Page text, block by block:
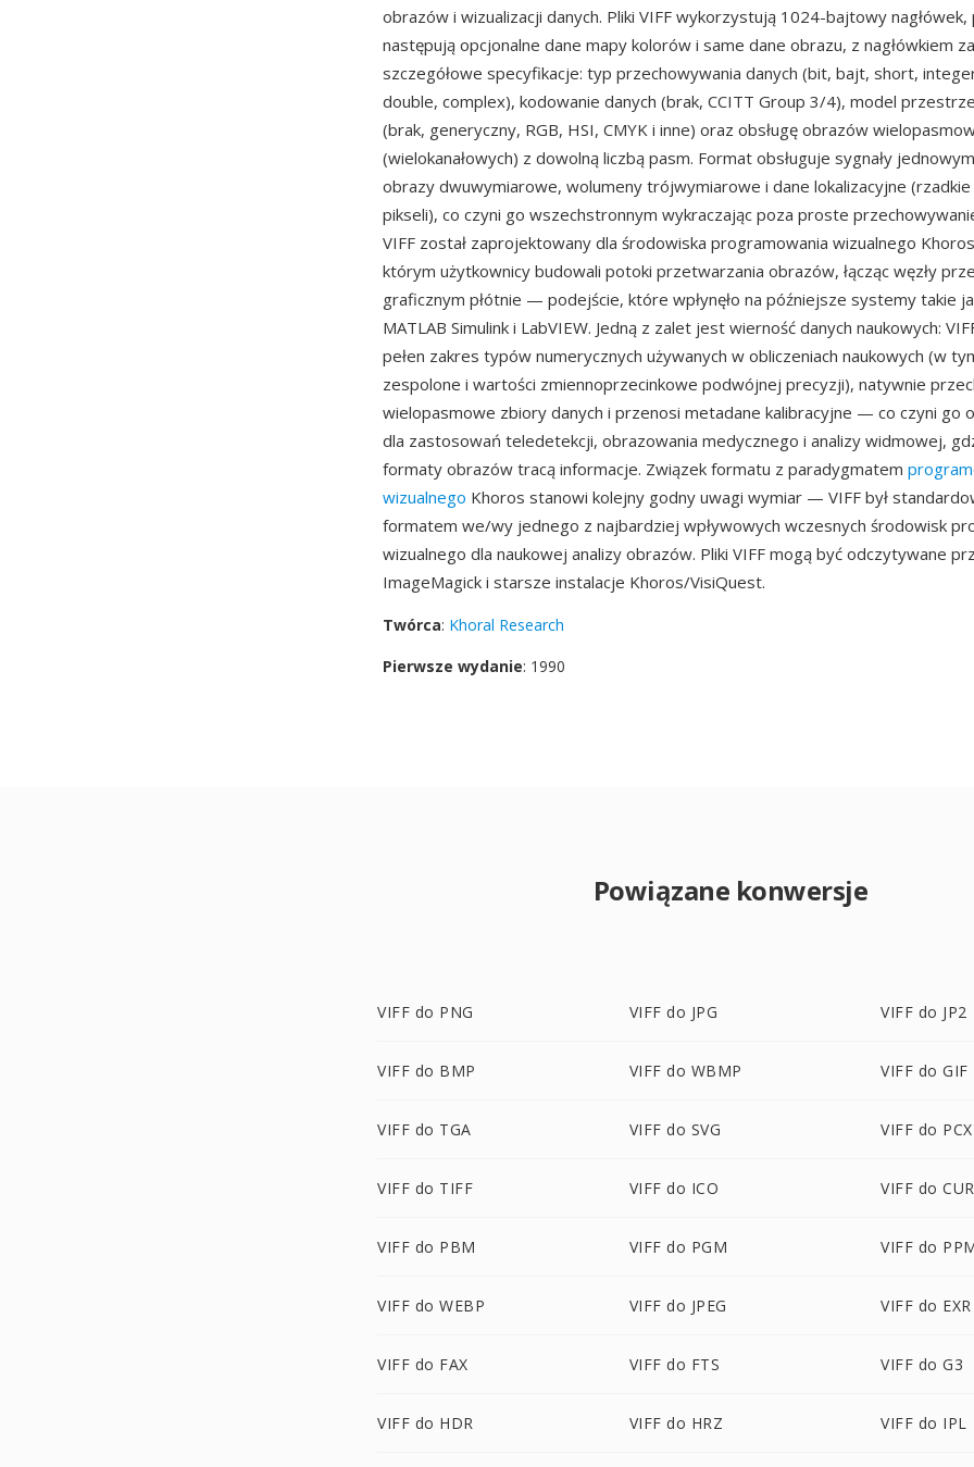
obrazów i wizualizacji danych. Pliki VIFF wykorzystują 1024-bajtowy
następują opcjonalne dane mapy kolorów i same dane obrazu, z nagłówkiem
szczegółowe specyfikacje: typ przechowywania danych (bit, bajt, short,
double, complex), kodowanie danych (brak, CCITT Group 3/4), model
(brak, generyczny, RGB, HSI, CMYK i inne) oraz obsługę obrazów
(wielokanałowych) z dowolną liczbą pasm. Format obsługuje sygnały
obrazy dwuwymiarowe, wolumeny trójwymiarowe i dane lokalizacyjne (rzadkie
pikseli), co czyni go wszechstronnym wykraczając poza proste
VIFF został zaprojektowany dla środowiska programowania wizualnego
którym użytkownicy budowali potoki przetwarzania obrazów, łącząc węzły
graficznym płótnie — podejście, które wpłynęło na późniejsze systemy takie
MATLAB Simulink i LabVIEW. Jedną z zalet jest wierność danych naukowych:
pełen zakres typów numerycznych używanych w obliczeniach naukowych (w
zespolone i wartości zmiennoprzecinkowe podwójnej precyzji), natywnie
wielopasmowe zbiory danych i przenosi metadane kalibracyjne — co czyni go
dla zastosowań teledetekcji, obrazowania medycznego i analizy widmowej,
formaty obrazów tracą informacje. Związek formatu z paradygmatem
wizualnego Khoros stanowi kolejny godny uwagi wymiar — VIFF był
formatem we/wy jednego z najbardziej wpływowych wczesnych środowisk
wizualnego dla naukowej analizy obrazów. Pliki VIFF mogą być odczytywane
ImageMagick i starsze instalacje Khoros/VisiQuest.
Twórca: Khoral Research
Pierwsze wydanie: 1990
Powiązane konwersje
VIFF do PNG VIFF do JPG VIFF do JP2
VIFF do BMP VIFF do WBMP VIFF do GIF
VIFF do TGA VIFF do SVG VIFF do PCX
VIFF do TIFF VIFF do ICO VIFF do CUR
VIFF do PBM VIFF do PGM VIFF do
VIFF do WEBP VIFF do JPEG VIFF do EXR
VIFF do FAX VIFF do FTS VIFF do G3
VIFF do HDR VIFF do HRZ VIFF do IPL